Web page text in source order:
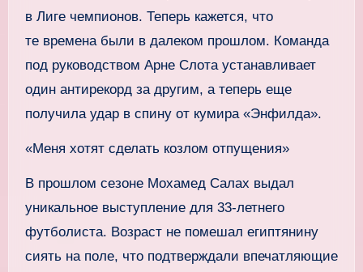
в Лиге чемпионов. Теперь кажется, что
те времена были в далеком прошлом. Команда
под руководством Арне Слота устанавливает
один антирекорд за другим, а теперь еще
получила удар в спину от кумира «Энфилда».
«Меня хотят сделать козлом отпущения»
В прошлом сезоне Мохамед Салах выдал
уникальное выступление для 33-летнего
футболиста. Возраст не помешал египтянину
сиять на поле, что подтверждали впечатляющие